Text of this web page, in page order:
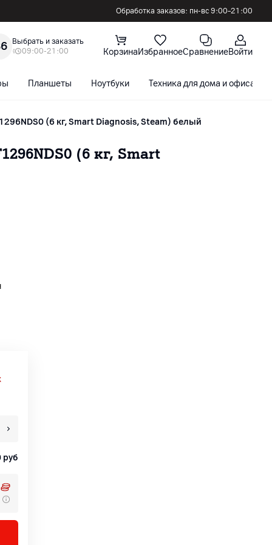
Обработка заказов: пн-вс 9:00–21:00
Выбрать и заказать
09:00-21:00
КорзинаИзбранноеСравнениеВойти
Планшеты Ноутбуки Техника для дома и офиса
(6 кг, Smart Diagnosis, Steam) белый
(6 кг, Smart
руб